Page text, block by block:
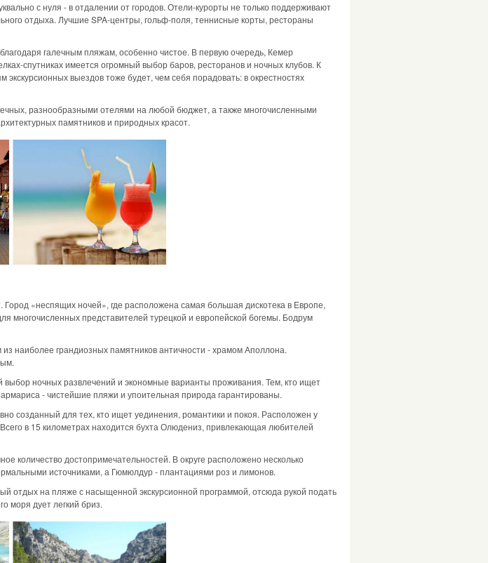
с нуля - в отдалении от городов. Отели-курорты не только поддерживают
отдыха. Лучшие SPA-центры, гольф-поля, теннисные корты, рестораны
галечным пляжам, особенно чистое. В первую очередь, Кемер
спутниках имеется огромный выбор баров, ресторанов и ночных клубов. К
выездов тоже будет, чем себя порадовать: в окрестностях
разнообразными отелями на любой бюджет, а также многочисленными
памятников и природных красот.
«неспящих ночей», где расположена самая большая дискотека в Европе,
многочисленных представителей турецкой и европейской богемы. Бодрум
наиболее грандиозных памятников античности - храмом Аполлона.
ночных развлечений и экономные варианты проживания. Тем, кто ищет
- чистейшие пляжи и упоительная природа гарантированы.
созданный для тех, кто ищет уединения, романтики и покоя. Расположен у
в 15 километрах находится бухта Олюдениз, привлекающая любителей
количество достопримечательностей. В округе расположено несколько
источниками, а Гюмюлдур - плантациями роз и лимонов.
отдых на пляже с насыщенной экскурсионной программой, отсюда рукой подать
моря дует легкий бриз.